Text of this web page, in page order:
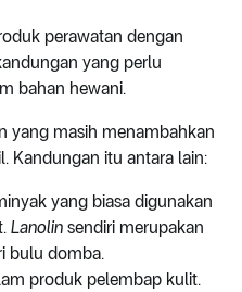
perawatan dengan
yang perlu
bahan hewani.
yang masih menambahkan
Kandungan itu antara lain:
yang biasa digunakan
Lanolin sendiri merupakan
bulu domba.
produk pelembap kulit.